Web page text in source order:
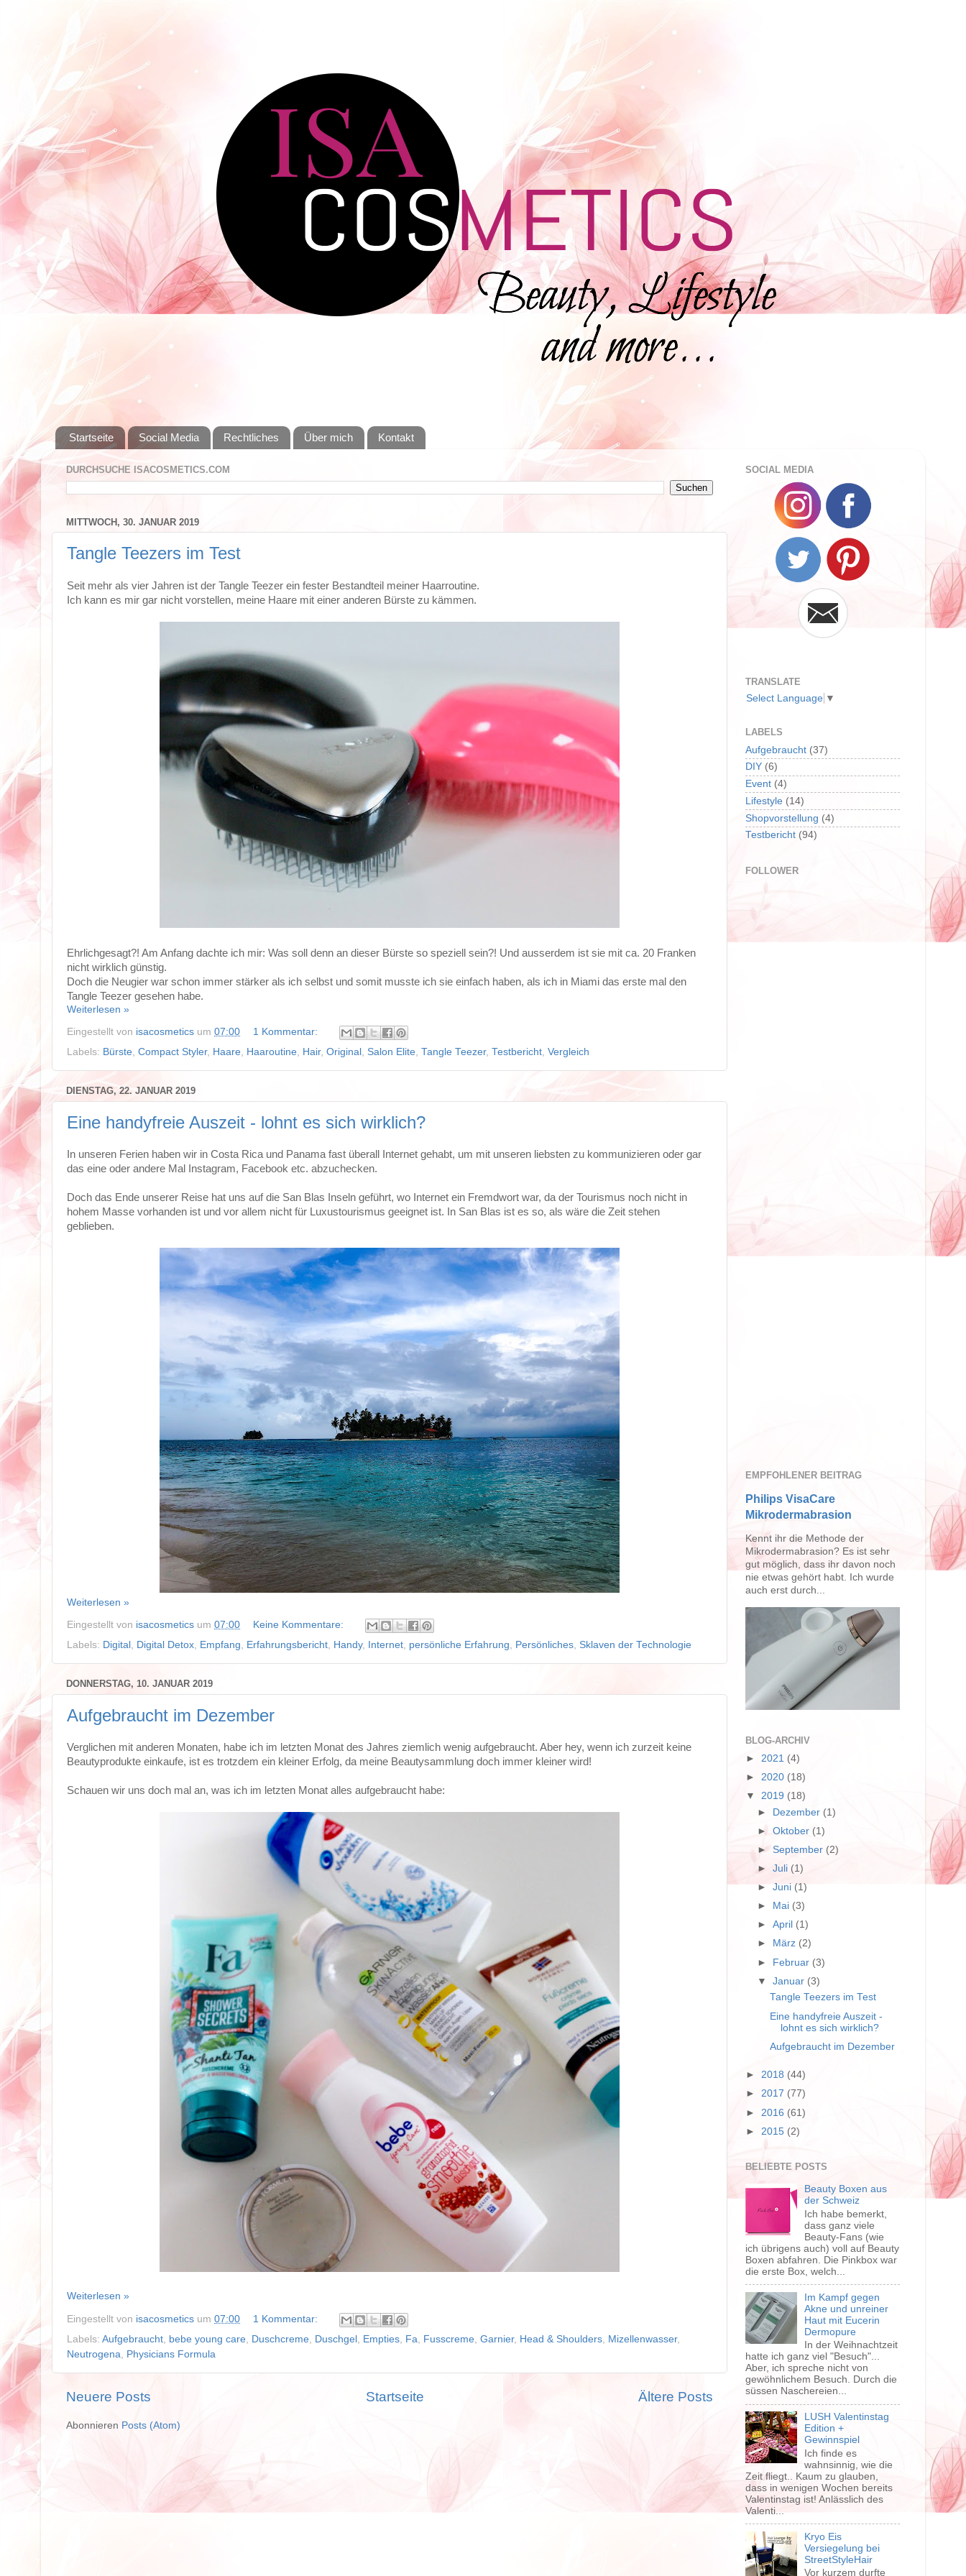
Startseite Social Media Rechtliches Über mich Kontakt
DURCHSUCHE ISACOSMETICS.COM
MITTWOCH, 30. JANUAR 2019
Tangle Teezers im Test
Seit mehr als vier Jahren ist der Tangle Teezer ein fester Bestandteil meiner Haarroutine.
Ich kann es mir gar nicht vorstellen, meine Haare mit einer anderen Bürste zu kämmen.
Ehrlichgesagt?! Am Anfang dachte ich mir: Was soll denn an dieser Bürste so speziell sein?! Und ausserdem ist sie mit ca. 20 Franken
nicht wirklich günstig.
Doch die Neugier war schon immer stärker als ich selbst und somit musste ich sie einfach haben, als ich in Miami das erste mal den
Tangle Teezer gesehen habe.
Weiterlesen »
Eingestellt von isacosmetics um 07:00
1 Kommentar:
Labels: Bürste, Compact Styler, Haare, Haaroutine, Hair, Original , Salon Elite, Tangle Teezer, Testbericht, Vergleich
DIENSTAG, 22. JANUAR 2019
Eine handyfreie Auszeit - lohnt es sich wirklich?
In unseren Ferien haben wir in Costa Rica und Panama fast überall Internet gehabt, um mit unseren liebsten zu kommunizieren oder gar
das eine oder andere Mal Instagram, Facebook etc. abzuchecken.
Doch das Ende unserer Reise hat uns auf die San Blas Inseln geführt, wo Internet ein Fremdwort war, da der Tourismus noch nicht in
hohem Masse vorhanden ist und vor allem nicht für Luxustourismus geeignet ist. In San Blas ist es so, als wäre die Zeit stehen
geblieben.
Weiterlesen »
Eingestellt von isacosmetics um 07:00
Keine Kommentare:
Labels: Digital , Digital Detox, Empfang, Erfahrungsbericht, Handy, Internet, persönliche Erfahrung, Persönliches, Sklaven der Technologie
DONNERSTAG, 10. JANUAR 2019
Aufgebraucht im Dezember
Verglichen mit anderen Monaten, habe ich im letzten Monat des Jahres ziemlich wenig aufgebraucht. Aber hey, wenn ich zurzeit keine
Beautyprodukte einkaufe, ist es trotzdem ein kleiner Erfolg, da meine Beautysammlung doch immer kleiner wird!
Schauen wir uns doch mal an, was ich im letzten Monat alles aufgebraucht habe:
Weiterlesen »
Eingestellt von isacosmetics um 07:00
1 Kommentar:
Labels: Aufgebraucht bebe young care Duschcreme Duschgel Empties Fa Fusscreme Garnier, Head & Shoulders Mizellenwasser,
Neutrogena
Physicians Formula
Neuere Posts Ältere Posts
Startseite
Abonnieren Posts (Atom)
SOCIAL MEDIA
TRANSLATE
Select Language ▼
LABELS
Aufgebraucht (37)
DIY (6)
Event (4)
Lifestyle (14)
Shopvorstellung (4)
Testbericht (94)
FOLLOWER
EMPFOHLENER BEITRAG
Philips VisaCare
Mikrodermabrasion
Kennt ihr die Methode der
Mikrodermabrasion? Es ist sehr
gut möglich, dass ihr davon noch
nie etwas gehört habt. Ich wurde
auch erst durch...
BLOG-ARCHIV
► 2021 (4)
► 2020 (18)
▼ 2019 (18)
► Dezember (1)
►Oktober (1)
► September (2)
►Juli (1)
►Juni (1)
►
Mai (3)
►April (1)
►
März (2)
► Februar (3)
▼Januar (3)
Tangle Teezers im Test
Eine handyfreie Auszeit -
lohnt es sich wirklich?
Aufgebraucht im Dezember
► 2018 (44)
► 2017 (77)
► 2016 (61)
► 2015 (2)
BELIEBTE POSTS
Beauty Boxen aus
der Schweiz
Ich habe bemerkt,
dass ganz viele
Beauty-Fans (wie
ich übrigens auch) voll auf Beauty
Boxen abfahren. Die Pinkbox war
die erste Box, welch...
Im Kampf gegen
Akne und unreiner
Haut mit Eucerin
Dermopure
In der Weihnachtzeit
hatte ich ganz viel "Besuch"...
Aber, ich spreche nicht von
gewöhnlichem Besuch. Durch die
süssen Naschereien...
LUSH Valentinstag
Edition +
Gewinnspiel
Ich finde es
wahnsinnig, wie die
Zeit fliegt.. Kaum zu glauben,
dass in wenigen Wochen bereits
Valentinstag ist! Anlässlich des
Valenti...
Kryo Eis
Versiegelung bei
StreetStyleHair
Vor kurzem durfte